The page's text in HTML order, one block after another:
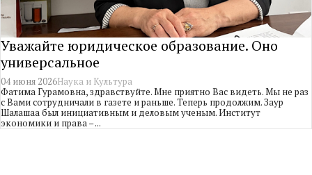
Уважайте юридическое образование. Оно
универсальное
04 июня 2026Наука и Культура
Фатима Гурамовна, здравствуйте. Мне приятно Вас видеть. Мы не раз
с Вами сотрудничали в газете и раньше. Теперь продолжим. Заур
Шалашаа был инициативным и деловым ученым. Институт
экономики и права – ...